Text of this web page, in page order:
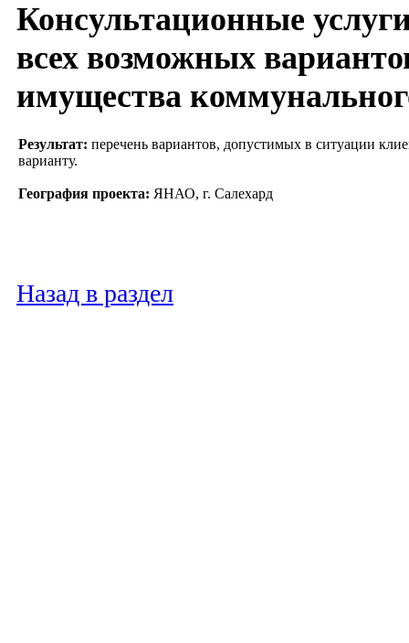
Консультационные
всех возможных
имущества
Результат: перечень вариантов, допустимых в ситуации
варианту.
География проекта: ЯНАО, г. Салехард
Назад в раздел